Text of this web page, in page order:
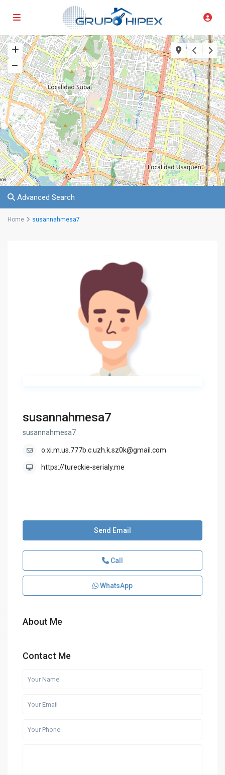
Advanced Search
Home susannahmesa7
susannahmesa7
susannahmesa7
o.xi.m.us.777b.c.uzh.k.sz0k@gmail.com
https://tureckie-serialy.me
Send Email
Call
WhatsApp
About Me
Contact Me